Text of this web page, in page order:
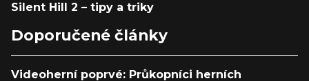
Silent Hill 2 – tipy a triky
Doporučené články
Videoherní poprvé: Průkopníci herních